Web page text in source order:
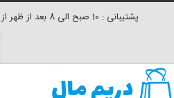
پشتیبانی : 10 صبح الی 8 بعد از ظهر از طریق تلفن 09039576277